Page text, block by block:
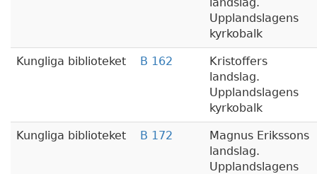
Upplandslagens
kyrkobalk
Kungliga biblioteket B 162
Kristoffers
landslag.
Upplandslagens
kyrkobalk
Kungliga biblioteket B 172
Magnus Erikssons
landslag.
Upplandslagens